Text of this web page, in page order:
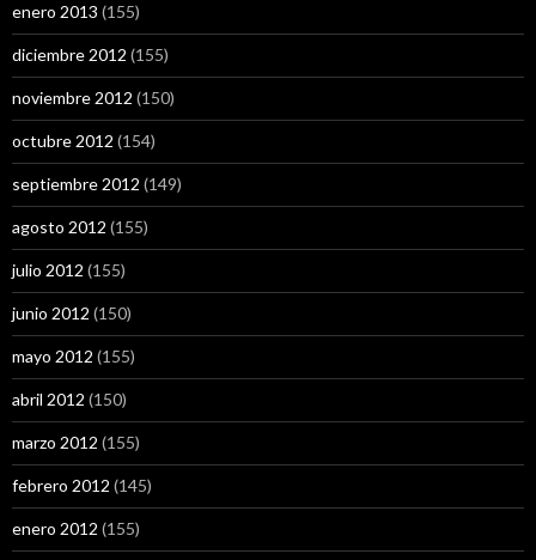
enero 2013 (155)
diciembre 2012 (155)
noviembre 2012 (150)
octubre 2012 (154)
septiembre 2012 (149)
agosto 2012 (155)
julio 2012 (155)
junio 2012 (150)
mayo 2012 (155)
abril 2012 (150)
marzo 2012 (155)
febrero 2012 (145)
enero 2012 (155)